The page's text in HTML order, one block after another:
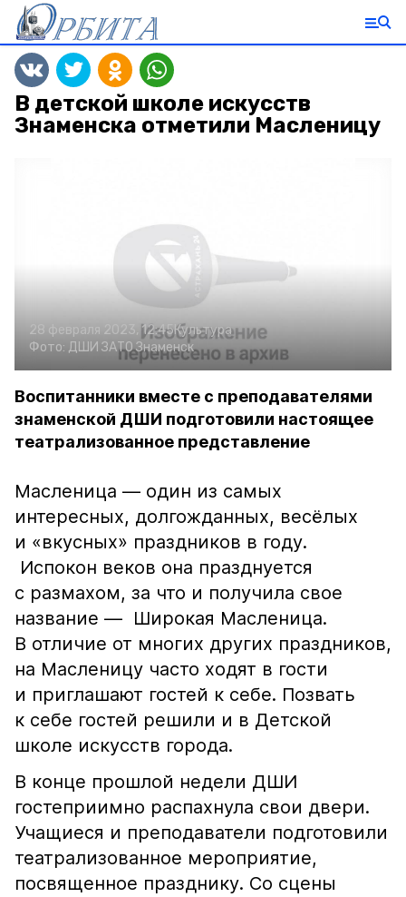
В детской школе искусств
Знаменска отметили Масленицу
28 февраля 2023, 12:45Культура
Фото: ДШИ ЗАТО Знаменск
Воспитанники вместе с преподавателями
знаменской ДШИ подготовили настоящее
театрализованное представление
Масленица — один из самых
интересных, долгожданных, весёлых
и «вкусных» праздников в году.
Испокон веков она празднуется
с размахом, за что и получила свое
название — Широкая Масленица.
В отличие от многих других праздников,
на Масленицу часто ходят в гости
и приглашают гостей к себе. Позвать
к себе гостей решили и в Детской
школе искусств города.
В конце прошлой недели ДШИ
гостеприимно распахнула свои двери.
Учащиеся и преподаватели подготовили
театрализованное мероприятие,
посвященное празднику. Со сцены